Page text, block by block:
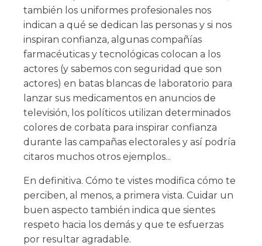
también los uniformes profesionales nos
indican a qué se dedican las personas y si nos
inspiran confianza, algunas compañías
farmacéuticas y tecnológicas colocan a los
actores (y sabemos con seguridad que son
actores) en batas blancas de laboratorio para
lanzar sus medicamentos en anuncios de
televisión, los políticos utilizan determinados
colores de corbata para inspirar confianza
durante las campañas electorales y así podría
citaros muchos otros ejemplos...
En definitiva. Cómo te vistes modifica cómo te
perciben, al menos, a primera vista. Cuidar un
buen aspecto también indica que sientes
respeto hacia los demás y que te esfuerzas
por resultar agradable.